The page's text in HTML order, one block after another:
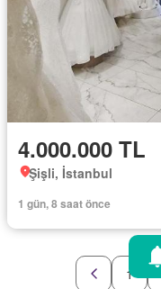
4.000.000 TL
Şişli, İstanbul
1 gün, 8 saat önce
1